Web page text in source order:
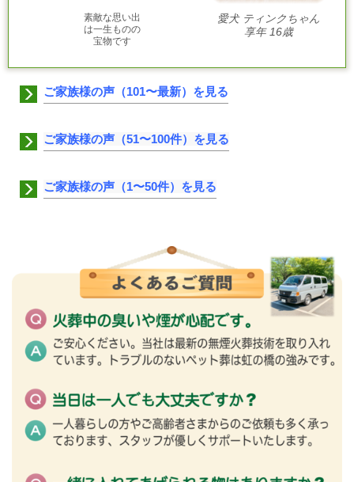
愛犬 ティンクちゃん
享年 16歳
素敵な思い出
は一生ものの
宝物です
ご家族様の声（101〜最新）を見る
ご家族様の声（51〜100件）を見る
ご家族様の声（1〜50件）を見る